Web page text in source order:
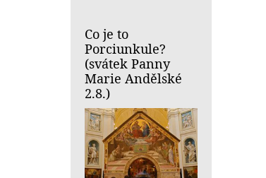
Co je to
Porciunkule?
(svátek Panny
Marie Andělské
2.8.)